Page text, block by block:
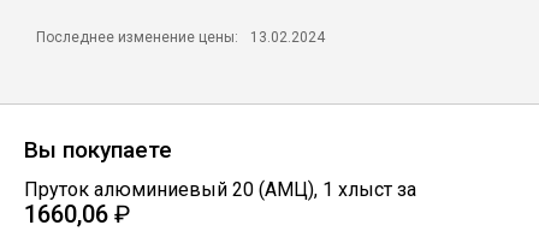
Скобо-гибочные изделия
Последнее изменение цены: 13.02.2024
Вы покупаете
Пруток алюминиевый 20 (АМЦ), 1 хлыст за
1660,06 ₽